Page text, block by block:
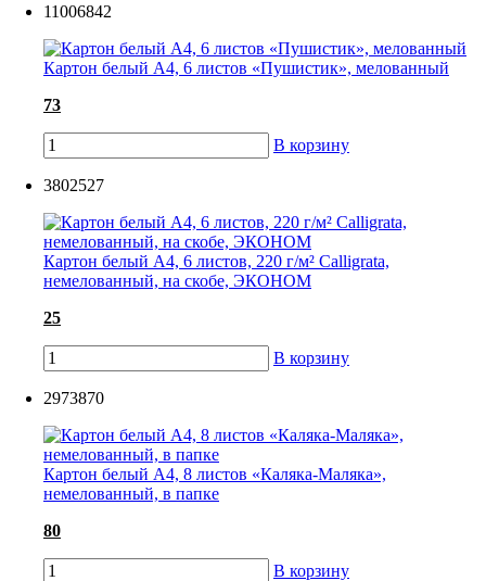
11006842
Картон белый А4, 6 листов «Пушистик», мелованный
73
В корзину
3802527
Картон белый А4, 6 листов, 220 г/м² Calligrata,
немелованный, на скобе, ЭКОНОМ
25
В корзину
2973870
Картон белый А4, 8 листов «Каляка-Маляка»,
немелованный, в папке
80
В корзину